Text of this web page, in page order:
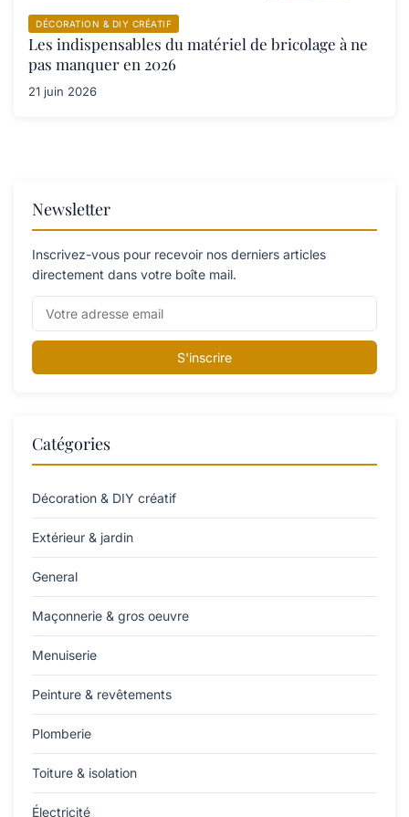
DÉCORATION & DIY CRÉATIF
Les indispensables du matériel de bricolage à ne
pas manquer en 2026
21 juin 2026
Newsletter
Inscrivez-vous pour recevoir nos derniers articles
directement dans votre boîte mail.
S'inscrire
Catégories
Décoration & DIY créatif
Extérieur & jardin
General
Maçonnerie & gros oeuvre
Menuiserie
Peinture & revêtements
Plomberie
Toiture & isolation
Électricité